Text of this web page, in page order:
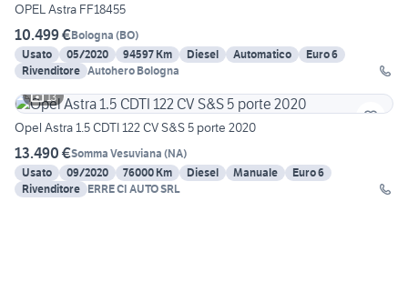
OPEL Astra FF18455
10.499 €Bologna (BO)
Usato
05/2020 94597 Km Diesel Automatico
Euro 6
Rivenditore Autohero Bologna
13
Opel Astra 1.5 CDTI 122 CV S&S 5 porte 2020
13.490 €Somma Vesuviana (NA)
Usato
09/2020 76000 Km Diesel Manuale
Euro 6
Rivenditore ERRE CI AUTO SRL